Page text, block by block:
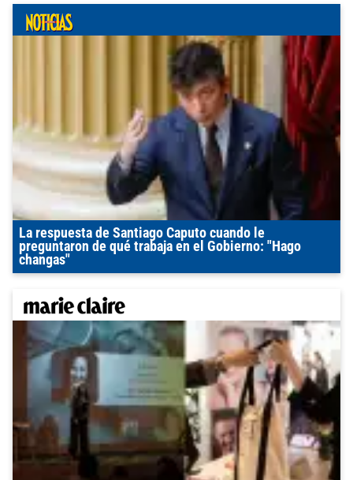
La respuesta de Santiago Caputo cuando le
preguntaron de qué trabaja en el Gobierno: "Hago
changas"